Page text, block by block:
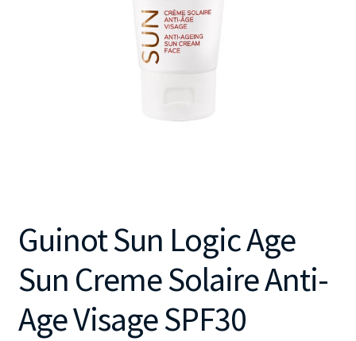
Guinot Sun Logic Age
Sun Creme Solaire Anti-
Age Visage SPF30